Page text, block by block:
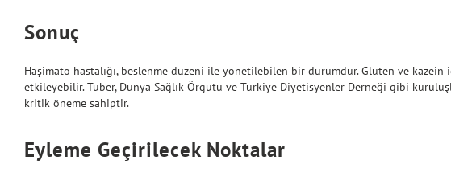
Sonuç
Haşimato hastalığı, beslenme düzeni ile yönetilebilen bir durumdur. Gluten ve kazein
etkileyebilir. Tüber, Dünya Sağlık Örgütü ve Türkiye Diyetisyenler Derneği gibi
kritik öneme sahiptir.
Eyleme Geçirilecek Noktalar